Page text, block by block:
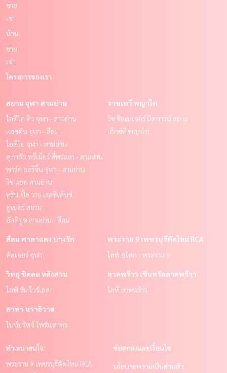
ขาย
เช่า
บ้าน
ขาย
เช่า
โครงการของเรา
สยาม จุฬา สามย่าน
ไอดีโอ คิว จุฬา - สามย่าน
แอชตัน จุฬา - สีลม
ไอดีโอ จุฬา - สามย่าน
ศุภาลัย พรีเมียร์ สี่พระยา - สามย่าน
พาร์ค ออริจิ้น จุฬา - สามย่าน
วิช แอท สามย่าน
ทริปเปิ้ล วาย เรสซิเด้นซ์
คูเปอร์ สยาม
อัลติจูด สามย่าน - สีลม
ราชเทวี พญาไท
วิช ซิกเนเจอร์ มิดทาวน์ สยาม
เอ็กซ์ที พญาไท
สีลม ศาลาแดง บางรัก
คัลเจอร์ จุฬา
พระราม 9 เพชรบุรีตัดใหม่ RCA
ไลฟ์ อโศก - พระราม 9
วิทยุ ชิดลม หลังสวน
ไลฟ์ วัน ไวร์เลส
ลาดพร้าว เซ็นทรัลลาดพร้าว
ไลฟ์ ลาดพร้าว
สาทร นราธิวาส
ไนท์บริดจ์ ไพร์ม สาทร
ทำเลน่าสนใจ
พระราม 9 เพชรบุรีตัดใหม่ RCA
ข้อตกลงและเงื่อนไข
นโยบายความเป็นส่วนตัว